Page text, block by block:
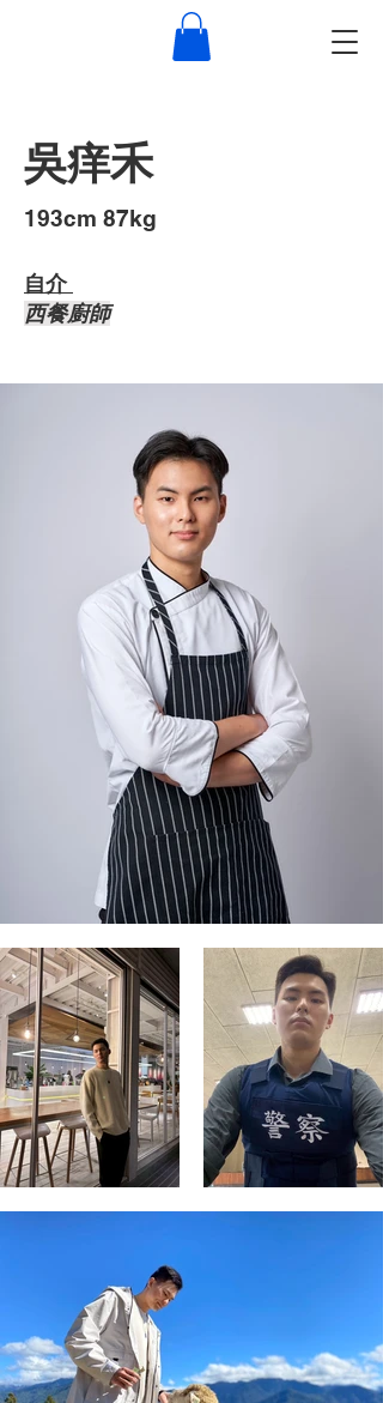
吳痒禾
193cm 87kg
自介 ​
西餐廚師